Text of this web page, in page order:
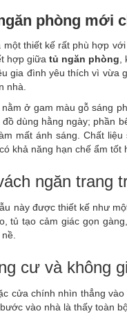
phòng mới
một thiết kế rất phù hợp
hợp giữatủ ngăn phòng
gia đình yêu thích vì
nhà.
nằm ở gam màu gỗ sáng
dùng hằng ngày; phần
mất ánh sáng. Chất liệu
khả năng hạn chế ẩm
ngăn trang
này được thiết kế như
tủ tạo cảm giác gọn
cư và không
cửa chính nhìn thẳng
vào nhà là thấy toàn